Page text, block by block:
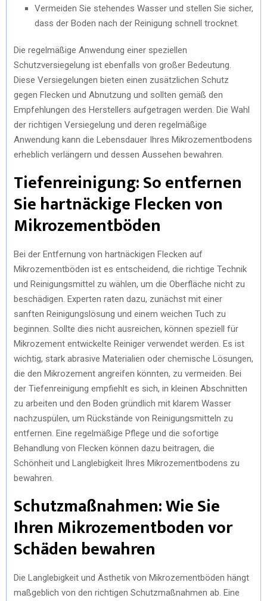
Vermeiden Sie stehendes Wasser und stellen Sie sicher,
dass der Boden nach der Reinigung schnell trocknet.
Die regelmäßige Anwendung einer speziellen
Schutzversiegelung ist ebenfalls von großer Bedeutung.
Diese Versiegelungen bieten einen zusätzlichen Schutz
gegen Flecken und Abnutzung und sollten gemäß den
Empfehlungen des Herstellers aufgetragen werden. Die Wahl
der richtigen Versiegelung und deren regelmäßige
Anwendung kann die Lebensdauer Ihres Mikrozementbodens
erheblich verlängern und dessen Aussehen bewahren.
Tiefenreinigung: So entfernen
Sie hartnäckige Flecken von
Mikrozementböden
Bei der Entfernung von hartnäckigen Flecken auf
Mikrozementböden ist es entscheidend, die richtige Technik
und Reinigungsmittel zu wählen, um die Oberfläche nicht zu
beschädigen. Experten raten dazu, zunächst mit einer
sanften Reinigungslösung und einem weichen Tuch zu
beginnen. Sollte dies nicht ausreichen, können speziell für
Mikrozement entwickelte Reiniger verwendet werden. Es ist
wichtig, stark abrasive Materialien oder chemische Lösungen,
die den Mikrozement angreifen könnten, zu vermeiden. Bei
der Tiefenreinigung empfiehlt es sich, in kleinen Abschnitten
zu arbeiten und den Boden gründlich mit klarem Wasser
nachzuspülen, um Rückstände von Reinigungsmitteln zu
entfernen. Eine regelmäßige Pflege und die sofortige
Behandlung von Flecken können dazu beitragen, die
Schönheit und Langlebigkeit Ihres Mikrozementbodens zu
bewahren.
Schutzmaßnahmen: Wie Sie
Ihren Mikrozementboden vor
Schäden bewahren
Die Langlebigkeit und Ästhetik von Mikrozementböden hängt
maßgeblich von den richtigen Schutzmaßnahmen ab. Eine